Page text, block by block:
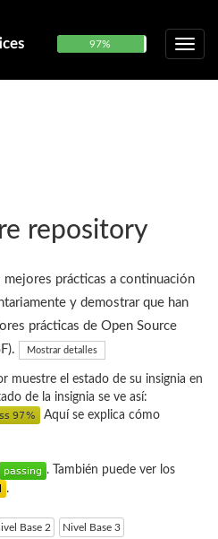
97%
repository
prácticas a continuación
y demostrar que han
prácticas de Open Source
Mostrar detalles
muestre el estado de su insignia en
de la insignia se ve así:
Aquí se explica cómo
. También puede ver los
.
Base 2 Nivel Base 3